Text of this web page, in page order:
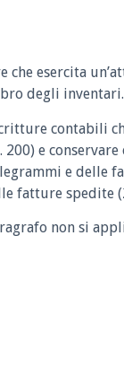
che esercita
degli inventari.
contabili
e
e delle
fatture spedite
non si